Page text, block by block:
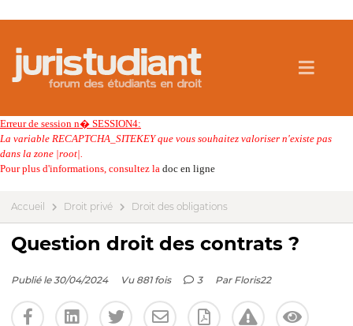
Erreur de session n� SESSION4:
La variable RECAPTCHA_SITEKEY que vous souhaitez valoriser n'existe pas
dans la zone |root|.
Pour plus d'informations, consultez la doc en ligne
Accueil Droit privé Droit des obligations
Question droit des contrats ?
Publié le 30/04/2024 Vu 881 fois 3 Par Floris22